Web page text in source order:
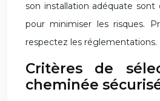
son installation adéquate sont
pour minimiser les risques.
respectez les réglementations.
Critères de
cheminée